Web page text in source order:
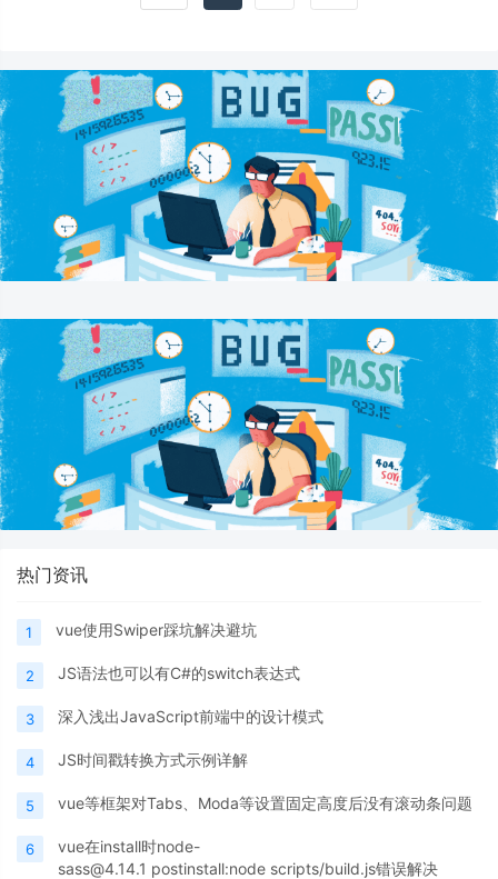
热门资讯
1 vue使用Swiper踩坑解决避坑
2 JS语法也可以有C#的switch表达式
3 深入浅出JavaScript前端中的设计模式
4 JS时间戳转换方式示例详解
5 vue等框架对Tabs、Moda等设置固定高度后没有滚动条问题
6
vue在install时node-
sass@4.14.1 postinstall:node scripts/build.js错误解决